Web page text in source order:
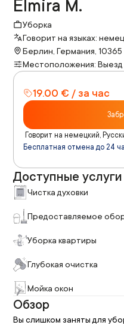
Elmira M.
Уборка
Говорит на языках:
Берлин, Германия, 10365
Местоположения: Выезд
19.00 € / за час
Говорит на немецкий,
Бесплатная отмена до 24
Доступные услуги
Чистка духовки
Предоставляемое
Уборка квартиры
Глубокая очистка
Мойка окон
Обзор
Вы слишком заняты для